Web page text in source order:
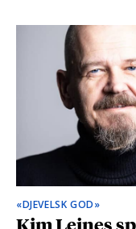
«DJEVELSK GOD»
Kim Leines